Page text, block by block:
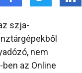
szja-
nem
az Online